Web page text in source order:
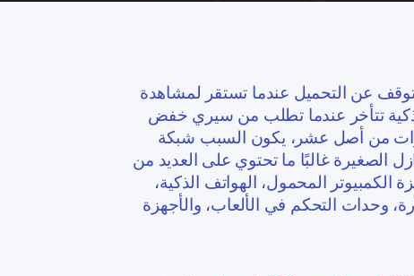
عن التحميل عندما تستقر لمشاهدة
تتأخر عندما تطلب من سيري خفض
من أصل عشر، يكون السبب شبكة
الصغيرة غالبًا ما تحتوي على العديد من
المحمول، الهواتف الذكية،
وحدات التحكم في الألعاب، والأجهزة